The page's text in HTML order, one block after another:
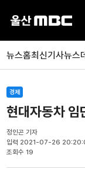
뉴스홈최신기사뉴스
경제
현대자동차
정인곤 기자
입력 2021-07-26
조회수 19